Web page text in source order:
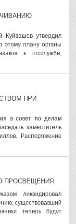
Куйвашев утвердил
этому плану органы
к госслужбе,
ПРИ
в совет по делам
заместитель
Распоряжение
ПРОСВЕЩЕНИЯ
ликвидировал
существовавший
теперь будут